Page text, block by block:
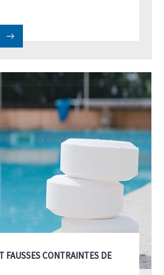
FAUSSES CONTRAINTES DE